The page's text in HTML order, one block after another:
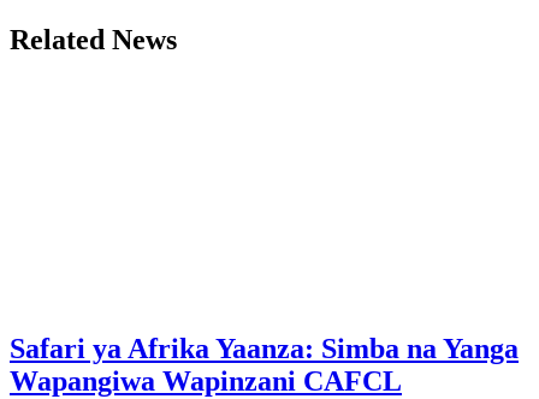
Related News
Safari ya Afrika Yaanza: Simba na Yanga
Wapangiwa Wapinzani CAFCL